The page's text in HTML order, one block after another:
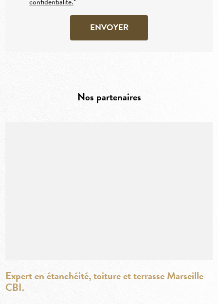
Nos partenaires
Expert en étanchéité, toiture et terrasse Marseille
CBI.